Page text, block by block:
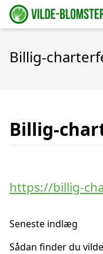
Billig-
Billig-
https://billig-
Seneste indlæg
Sådan finder du